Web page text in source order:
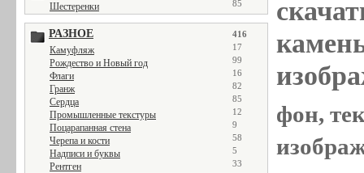
Шестеренки 85
РАЗНОЕ 416
Камуфляж 17
Рождество и Новый год 99
Флаги 16
Гранж 82
Сердца 85
Промышленные текстуры 12
Поцарапанная стена 9
Черепа и кости 58
Надписи и буквы 5
Рентген 33
фон,